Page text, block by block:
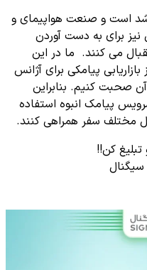
است و صنعت هواپیمای و
برای به دست آوردن
می کنند. ما در این
پیامکی برای آژانس
صحبت کنیم. بنابراین
پیامک انبوه استفاده
مختلف سفر همراهی کنند.
کن!!
سیگنال